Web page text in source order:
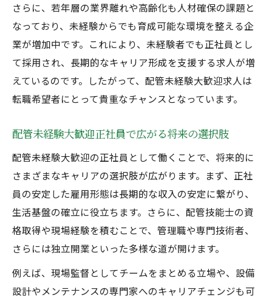
さらに、若年層の業界離れや高齢化も人材確保の課題と
なっており、未経験からでも育成可能な環境を整える企
業が増加中です。これにより、未経験者でも正社員とし
て採用され、長期的なキャリア形成を支援する求人が増
えているのです。したがって、配管未経験大歓迎求人は
転職希望者にとって貴重なチャンスとなっています。
配管未経験大歓迎正社員で広がる将来の選択肢
配管未経験大歓迎の正社員として働くことで、将来的に
さまざまなキャリアの選択肢が広がります。まず、正社
員の安定した雇用形態は長期的な収入の安定に繋がり、
生活基盤の確立に役立ちます。さらに、配管技能士の資
格取得や現場経験を積むことで、管理職や専門技術者、
さらには独立開業といった多様な道が開けます。
例えば、現場監督としてチームをまとめる立場や、設備
設計やメンテナンスの専門家へのキャリアチェンジも可